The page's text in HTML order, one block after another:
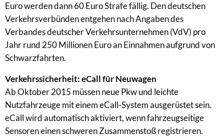
Euro werden dann 60 Euro Strafe fällig. Den deutschen
Verkehrsverbünden entgehen nach Angaben des
Verbandes deutscher Verkehrsunternehmen (VdV) pro
Jahr rund 250 Millionen Euro an Einnahmen aufgrund von
Schwarzfahrten.
Verkehrssicherheit: eCall für Neuwagen
Ab Oktober 2015 müssen neue Pkw und leichte
Nutzfahrzeuge mit einem eCall-System ausgerüstet sein.
eCall wird automatisch aktiviert, wenn fahrzeugseitige
Sensoren einen schweren Zusammenstoß registrieren.